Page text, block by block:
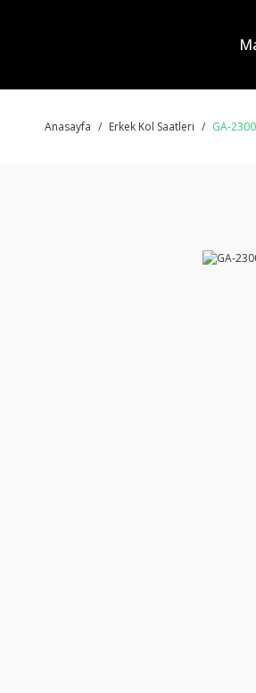
Anasayfa Erkek Kol Saatleri GA-